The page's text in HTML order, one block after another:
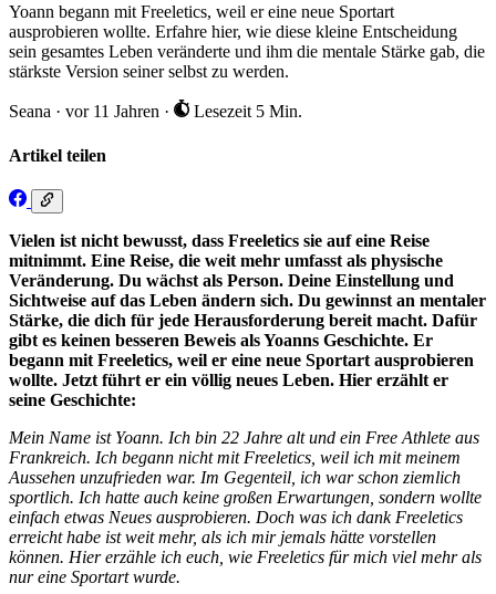
Yoann begann mit Freeletics, weil er eine neue Sportart
ausprobieren wollte. Erfahre hier, wie diese kleine Entscheidung
sein gesamtes Leben veränderte und ihm die mentale Stärke gab, die
stärkste Version seiner selbst zu werden.
Seana · vor 11 Jahren · Lesezeit 5 Min.
Artikel teilen
Vielen ist nicht bewusst, dass Freeletics sie auf eine Reise
mitnimmt. Eine Reise, die weit mehr umfasst als physische
Veränderung. Du wächst als Person. Deine Einstellung und
Sichtweise auf das Leben ändern sich. Du gewinnst an mentaler
Stärke, die dich für jede Herausforderung bereit macht. Dafür
gibt es keinen besseren Beweis als Yoanns Geschichte. Er
begann mit Freeletics, weil er eine neue Sportart ausprobieren
wollte. Jetzt führt er ein völlig neues Leben. Hier erzählt er
seine Geschichte:
Mein Name ist Yoann. Ich bin 22 Jahre alt und ein Free Athlete aus
Frankreich. Ich begann nicht mit Freeletics, weil ich mit meinem
Aussehen unzufrieden war. Im Gegenteil, ich war schon ziemlich
sportlich. Ich hatte auch keine großen Erwartungen, sondern wollte
einfach etwas Neues ausprobieren. Doch was ich dank Freeletics
erreicht habe ist weit mehr, als ich mir jemals hätte vorstellen
können. Hier erzähle ich euch, wie Freeletics für mich viel mehr als
nur eine Sportart wurde.